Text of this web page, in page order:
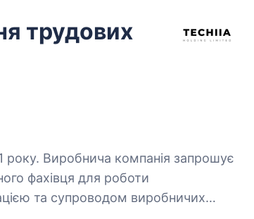
трудових
запрошує
фахівця для роботи
та супроводом виробничих